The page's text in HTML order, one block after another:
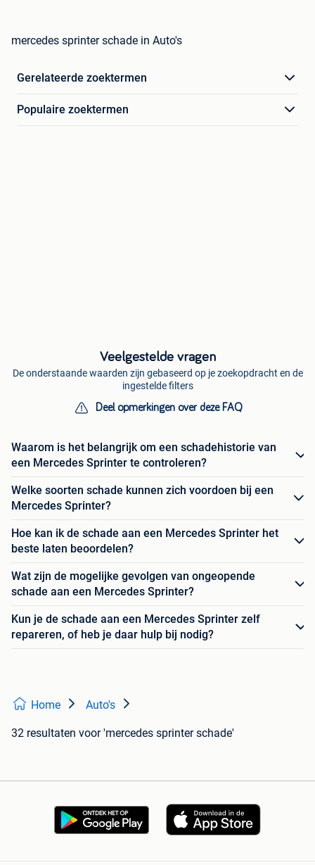
mercedes sprinter schade in Auto's
Gerelateerde zoektermen
Populaire zoektermen
Veelgestelde vragen
De onderstaande waarden zijn gebaseerd op je zoekopdracht en de
ingestelde filters
Deel opmerkingen over deze FAQ
Waarom is het belangrijk om een schadehistorie van
een Mercedes Sprinter te controleren?
Welke soorten schade kunnen zich voordoen bij een
Mercedes Sprinter?
Hoe kan ik de schade aan een Mercedes Sprinter het
beste laten beoordelen?
Wat zijn de mogelijke gevolgen van ongeopende
schade aan een Mercedes Sprinter?
Kun je de schade aan een Mercedes Sprinter zelf
repareren, of heb je daar hulp bij nodig?
Home Auto's
32 resultaten voor 'mercedes sprinter schade'